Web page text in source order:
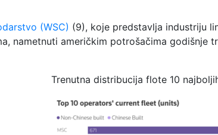
(WSC) (9), koje predstavlja industriju
nametnuti američkim potrošačima
Trenutna distribucija flote 10